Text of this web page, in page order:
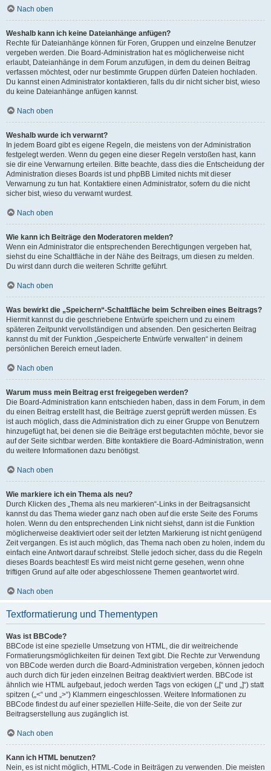
Nach oben
Weshalb kann ich keine Dateianhänge anfügen?
Rechte für Dateianhänge können für Foren, Gruppen und einzelne Benutzer
vergeben werden. Die Board-Administration hat es möglicherweise nicht
erlaubt, Dateianhänge in dem Forum anzufügen, in dem du deinen Beitrag
verfassen möchtest, oder nur bestimmte Gruppen dürfen Dateien hochladen.
Du kannst einen Administrator kontaktieren, falls du dir nicht sicher bist, wieso
du keine Dateianhänge anfügen kannst.
Nach oben
Weshalb wurde ich verwarnt?
In jedem Board gibt es eigene Regeln, die meistens von der Administration
festgelegt werden. Wenn du gegen eine dieser Regeln verstoßen hast, kann
sie dir eine Verwarnung erteilen. Bitte beachte, dass dies die Entscheidung der
Administration dieses Boards ist und phpBB Limited nichts mit dieser
Verwarnung zu tun hat. Kontaktiere einen Administrator, sofern du die nicht
sicher bist, wieso du verwarnt wurdest.
Nach oben
Wie kann ich Beiträge den Moderatoren melden?
Wenn ein Administrator die entsprechenden Berechtigungen vergeben hat,
siehst du eine Schaltfläche in der Nähe des Beitrags, um diesen zu melden.
Du wirst dann durch die weiteren Schritte geführt.
Nach oben
Was bewirkt die „Speichern“-Schaltfläche beim Schreiben eines Beitrags?
Hiermit kannst du die geschriebene Entwürfe speichern und zu einem
späteren Zeitpunkt vervollständigen und absenden. Den gesicherten Beitrag
kannst du mit der Funktion „Gespeicherte Entwürfe verwalten“ in deinem
persönlichen Bereich erneut laden.
Nach oben
Warum muss mein Beitrag erst freigegeben werden?
Die Board-Administration kann entschieden haben, dass in dem Forum, in dem
du einen Beitrag erstellt hast, die Beiträge zuerst geprüft werden müssen. Es
ist auch möglich, dass die Administration dich zu einer Gruppe von Benutzern
hinzugefügt hat, bei denen sie die Beiträge erst begutachten möchte, bevor sie
auf der Seite sichtbar werden. Bitte kontaktiere die Board-Administration, wenn
du weitere Informationen dazu benötigst.
Nach oben
Wie markiere ich ein Thema als neu?
Durch Klicken des „Thema als neu markieren“-Links in der Beitragsansicht
kannst du das Thema wieder ganz nach oben auf die erste Seite des Forums
holen. Wenn du den entsprechenden Link nicht siehst, dann ist die Funktion
möglicherweise deaktiviert oder seit der letzten Markierung ist nicht genügend
Zeit vergangen. Es ist auch möglich, das Thema nach oben zu holen, indem du
einfach eine Antwort darauf schreibst. Stelle jedoch sicher, dass du die Regeln
dieses Boards beachtest! Es wird meist nicht gerne gesehen, wenn ohne
triftigen Grund auf alte oder abgeschlossene Themen geantwortet wird.
Nach oben
Textformatierung und Thementypen
Was ist BBCode?
BBCode ist eine spezielle Umsetzung von HTML, die dir weitreichende
Formatierungsmöglichkeiten für deinen Text gibt. Die Rechte zur Verwendung
von BBCode werden durch die Board-Administration vergeben, können jedoch
auch durch dich für jeden einzelnen Beitrag deaktiviert werden. BBCode ist
ähnlich wie HTML aufgebaut, jedoch werden Tags von eckigen („[“ und „]“) statt
spitzen („<“ und „>“) Klammern eingeschlossen. Weitere Informationen zu
BBCode findest du auf einer speziellen Hilfe-Seite, die von der Seite zur
Beitragserstellung aus zugänglich ist.
Nach oben
Kann ich HTML benutzen?
Nein, es ist nicht möglich, HTML-Code in Beiträgen zu verwenden. Die meisten